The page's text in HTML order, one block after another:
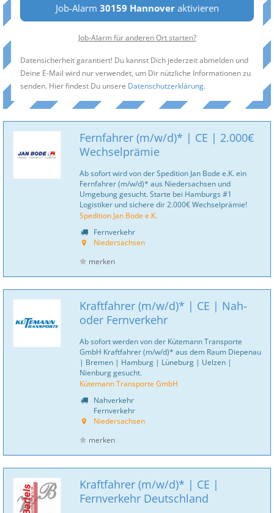
Job-Alarm 30159 Hannoveraktivieren
Job-Alarm für anderen Ort starten?
Datensicherheit garantiert! Du kannst Dich jederzeit abmelden und
Deine E-Mail wird nur verwendet, um Dir nützliche Informationen zu
senden. Hier findest Du unsere Datenschutzerklärung.
Fernfahrer (m/w/d)* | CE | 2.000€
Wechselprämie
Ab sofort wird von der Spedition Jan Bode e.K. ein
Fernfahrer (m/w/d)* aus Niedersachsen und
Umgebung gesucht. Starte bei Hamburgs #1
Logistiker und sichere dir 2.000€ Wechselprämie!
Spedition Jan Bode e.K.
Fernverkehr
Niedersachsen
merken
Kraftfahrer (m/w/d)* | CE | Nah-
oder Fernverkehr
Ab sofort werden von der Kütemann Transporte
GmbH Kraftfahrer (m/w/d)* aus dem Raum Diepenau
| Bremen | Hamburg | Lüneburg | Uelzen |
Nienburg gesucht.
Kütemann Transporte GmbH
Nahverkehr
Fernverkehr
Niedersachsen
merken
Kraftfahrer (m/w/d)* | CE |
Fernverkehr Deutschland